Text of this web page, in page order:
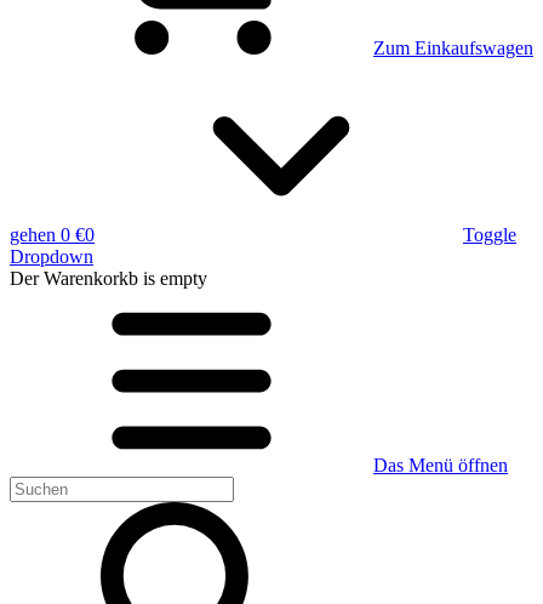
Zum Einkaufswagen
gehen 0 €0
Toggle
Dropdown
Der Warenkorkb is empty
Das Menü öffnen